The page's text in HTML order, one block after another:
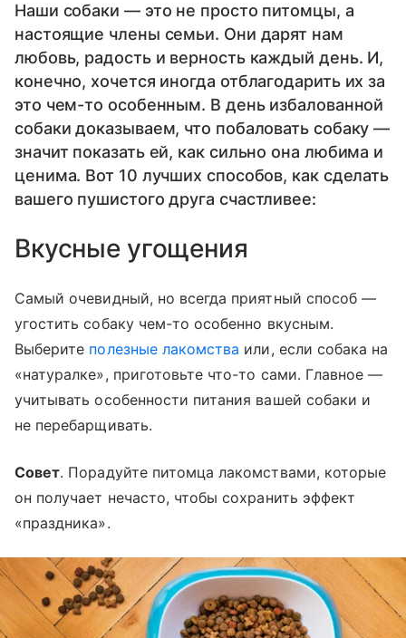
Наши собаки — это не просто питомцы, а
настоящие члены семьи. Они дарят нам
любовь, радость и верность каждый день. И,
конечно, хочется иногда отблагодарить их за
это чем-то особенным. В день избалованной
собаки доказываем, что побаловать собаку —
значит показать ей, как сильно она любима и
ценима. Вот 10 лучших способов, как сделать
вашего пушистого друга счастливее:
Вкусные угощения
Самый очевидный, но всегда приятный способ —
угостить собаку чем-то особенно вкусным.
Выберите полезные лакомства или, если собака на
«натуралке», приготовьте что-то сами. Главное —
учитывать особенности питания вашей собаки и
не перебарщивать.
Совет. Порадуйте питомца лакомствами, которые
он получает нечасто, чтобы сохранить эффект
«праздника».